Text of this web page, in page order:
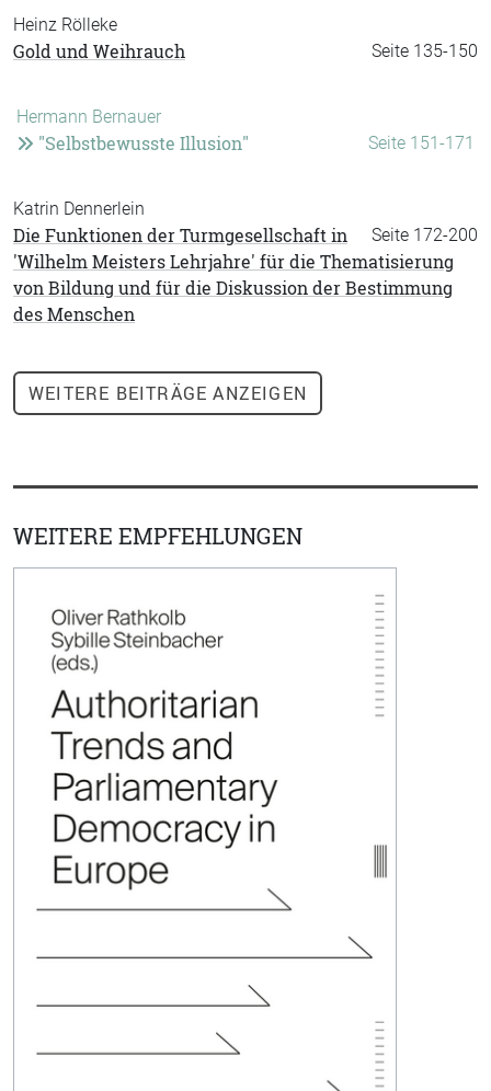
Heinz Rölleke
Seite 135-150
Gold und Weihrauch
Hermann Bernauer
Seite 151-171
"Selbstbewusste Illusion"
Katrin Dennerlein
Seite 172-200
Die Funktionen der Turmgesellschaft in
'Wilhelm Meisters Lehrjahre' für die Thematisierung
von Bildung und für die Diskussion der Bestimmung
des Menschen
WEITERE BEITRÄGE ANZEIGEN
WEITERE EMPFEHLUNGEN